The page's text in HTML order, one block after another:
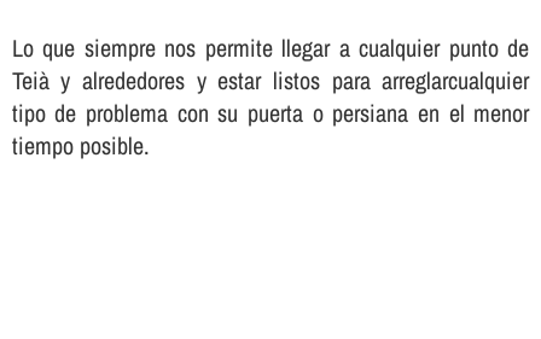
Lo que siempre nos permite llegar a cualquier punto de
Teià y alrededores y estar listos para arreglarcualquier
tipo de problema con su puerta o persiana en el menor
tiempo posible.